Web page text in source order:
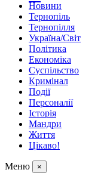
Новини
Тернопіль
Тернопілля
Україна/Світ
Політика
Економіка
Суспільство
Кримінал
Події
Персоналії
Історія
Мандри
Життя
Цікаво!
Меню ×